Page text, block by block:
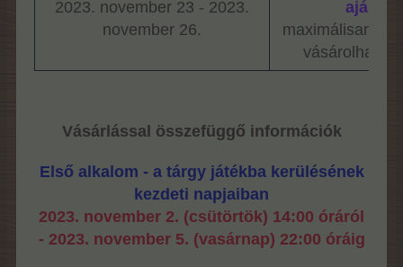
2023. november 23 - 2023.
november 26.
ajánlat
maximálisan 5
Vásárlással összefüggő információk
Első alkalom - a tárgy játékba kerülésének
kezdeti napjaiban
2023. november 2. (csütörtök) 14:00 óráról
- 2023. november 5. (vasárnap) 22:00 óráig